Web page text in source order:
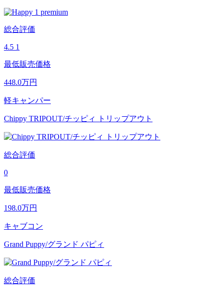
総合評価
4.5 1
最低販売価格
448.0万円
軽キャンパー
Chippy TRIPOUT/チッピィ トリップアウト
総合評価
0
最低販売価格
198.0万円
キャブコン
Grand Puppy/グランド パピィ
総合評価